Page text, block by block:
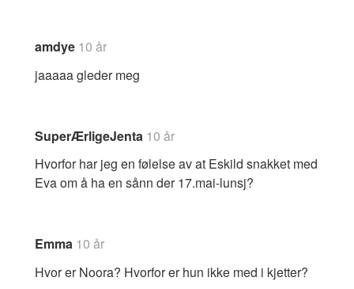
amdye 10 år
jaaaaa gleder meg
SuperÆrligeJenta 10 år
Hvorfor har jeg en følelse av at Eskild snakket med
Eva om å ha en sånn der 17.mai-lunsj?
Emma 10 år
Hvor er Noora? Hvorfor er hun ikke med i kjetter?